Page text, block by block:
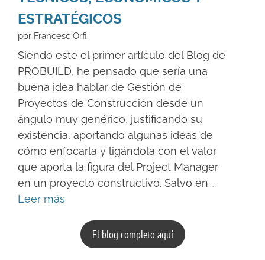
ESTRATÉGICOS
por Francesc Orfi
Siendo este el primer artículo del Blog de
PROBUILD, he pensado que sería una
buena idea hablar de Gestión de
Proyectos de Construcción desde un
ángulo muy genérico, justificando su
existencia, aportando algunas ideas de
cómo enfocarla y ligándola con el valor
que aporta la figura del Project Manager
en un proyecto constructivo. Salvo en …
Leer más
El blog completo aquí